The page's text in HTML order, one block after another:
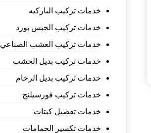
خدمات تركيب الباركيه
خدمات تركيب الجبس بورد
خدمات تركيب العشب الصناعي
خدمات تركيب بديل الخشب
خدمات تركيب بديل الرخام
خدمات تركيب فورسيلنج
خدمات تفصيل كبتات
خدمات تكسير الحمامات